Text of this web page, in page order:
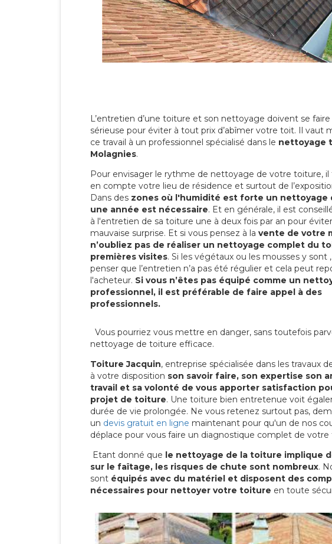
L’entretien d’une toiture et son nettoyage doivent se
sérieuse pour éviter à tout prix d’abîmer votre toit. Il vaut
ce travail à un professionnel spécialisé dans le nettoyage
Molagnies.
Pour envisager le rythme de nettoyage de votre toiture, il
en compte votre lieu de résidence et surtout de
Dans des zones où l'humidité est forte un nettoyage
une année est nécessaire. Et en générale, il est
à l'entretien de sa toiture une à deux fois par an pour
mauvaise surprise. Et si vous pensez à la vente de votre
n’oubliez pas de réaliser un nettoyage complet du
premières visites. Si les végétaux ou les mousses y sont
penser que l’entretien n’a pas été régulier et cela peut
l'acheteur. Si vous n’êtes pas équipé comme un
professionnel, il est préférable de faire appel à des
professionnels.
Vous pourriez vous mettre en danger, sans toutefois
nettoyage de toiture efficace.
Toiture Jacquin, entreprise spécialisée dans les travaux
à votre disposition son savoir faire, son expertise son
travail et sa volonté de vous apporter satisfaction
projet de toiture. Une toiture bien entretenue voit
durée de vie prolongée. Ne vous retenez surtout pas,
un devis gratuit en ligne maintenant pour qu'un de nos
déplace pour vous faire un diagnostique complet de votre
Etant donné que le nettoyage de la toiture implique
sur le faîtage, les risques de chute sont nombreux.
sont équipés avec du matériel et disposent des
nécessaires pour nettoyer votre toiture en toute